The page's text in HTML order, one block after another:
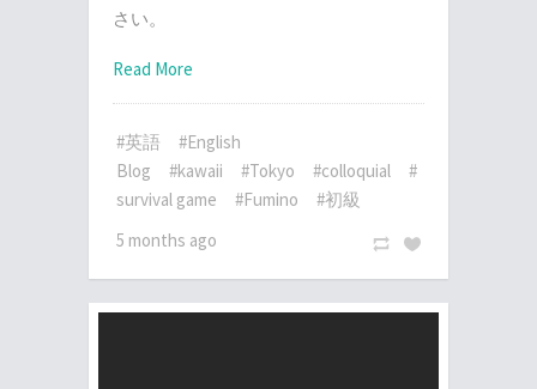
さい。
Read More
#英語
#English
Blog
#kawaii #Tokyo #colloquial
#
survival game
#Fumino
#初級
5 months ago